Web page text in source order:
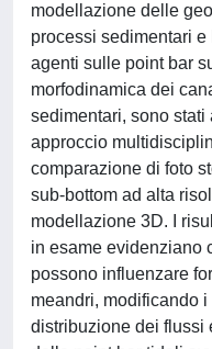
modellazione delle
processi sedimentari
agenti sulle point bar
morfodinamica dei
sedimentari, sono
approccio
comparazione di foto
sub-bottom ad alta
modellazione 3D. I
in esame evidenziano
possono influenzare
meandri, modificando
distribuzione dei flussi